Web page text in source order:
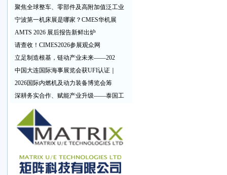
聚焦全球整车、零部件及高附加值泛工业
宁波第一机床展是哪家？CMES华机展
AMTS 2026 展后报告新鲜出炉
请查收！CIMES2026参展观众网
立足制造根基，链动产业未来——202
中国大连国际海事展览会获UFI认证｜
2026国际内燃机及动力装备博览会筹
深耕务实合作、赋能产业升级——泰国工